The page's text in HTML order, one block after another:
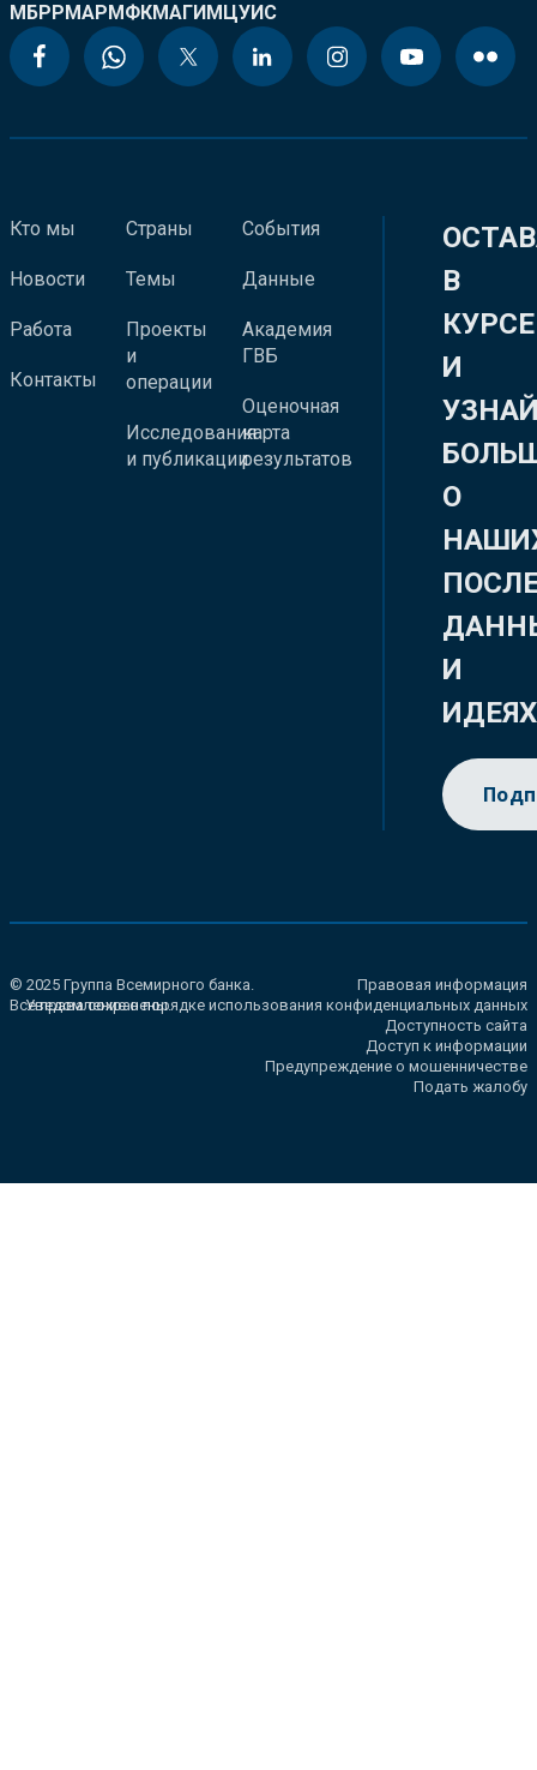
МБРРМАРМФКМАГИМЦУИС
Кто мы
Новости
Работа
Контакты
Страны
Темы
Проекты
и
операции
Исследования
и публикации
События
Данные
Академия
ГВБ
Оценочная
карта
результатов
В
КУРСЕ
И
О
И
ИДЕЯХ
© 2025 Группа Всемирного банка.
Все права сохранены.
Правовая информация
Уведомление о порядке использования конфиденциальных данных
Доступность сайта
Доступ к информации
Предупреждение о мошенничестве
Подать жалобу